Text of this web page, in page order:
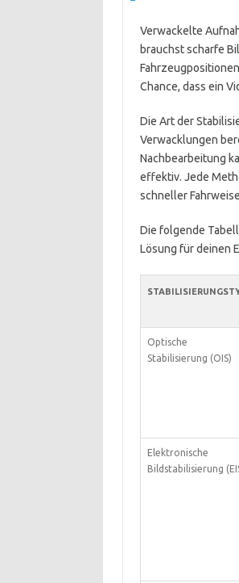
Verwackelte
brauchst scharfe
Chance, dass ein
Die Art der
Verwacklungen
Nachbearbeitung
effektiv. Jede
schneller
Die folgende
Lösung für deinen
Optische
Stabilisierung (OIS)
Elektronische
Bildstabilisierung